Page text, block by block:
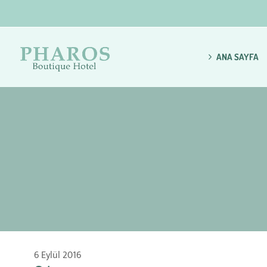
ANA SAYFA
6 Eylül 2016